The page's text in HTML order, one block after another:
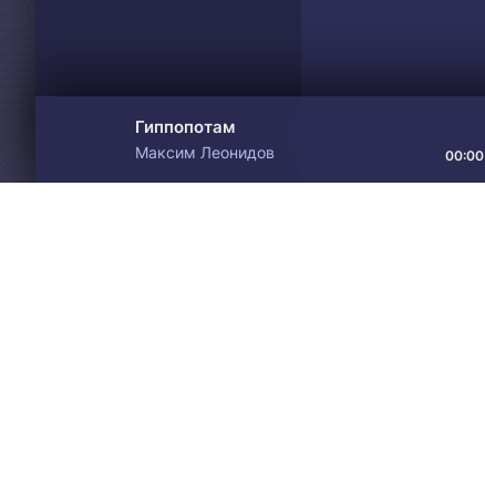
Гиппопотам
Максим Леонидов
00:00